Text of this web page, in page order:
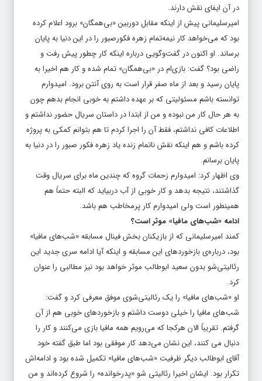
در آن ایفای نقش دارند.
امیرسلیمانی پیش از اینکه مقابل دوربین «بی‌همگان» برود اعلام کرده
بود که می‌خواهد کار نیمه‌تمام زهره فکورصبور را در این دنیا به پایان
برساند. او اکنون در گفت‌وگویی درباره اینکه کار چطور پیش رفت و
راضی بود؟ گفت: بازی‌ام در «بی‌همگان» تمام شده و کار هم اخیرا به
پایان رسید و بعد از ماه صفر قرار است به روی آنتن برود. امیدوارم
توانسته باشم مسئولیتی که بر عهده داشتم به خوبی انجام بدهم چون
به هر حال کار من نبوده و من از ابتدا در داستان سریال حضور نداشتم و
اطلاعات کافی نداشتم، فقط آن را اجرا کردم تا هم بتوانم کمکی به پروژه
کرده باشم و هم اینکه نقش ناتمام زنده یاد زهره فکور صبور را در دنیا به
پایان برسانم.
وی اظهار کرد: امیدوارم زحمات گروه که چندین ماه برای سریال وقت
گذاشتند، نتیجه بدهد و کار خوبی از آب دربیاید که البته حتماً هم
همینطور است ولی امیدوارم کار پرمخاطب هم باشد.
ادامه «شب‌های مافیا» موثر است؟
کمند امیرسلیمانی که از بازیکنان بخش فینال مسابقه «شب‌های مافیا»
بود، درباره‌ی بازخوردهای این مسابقه و اینکه آیا ادامه سری جدید این
رئالیتی‌شو بدون سعید ابوطالب موثر خواهد بود نیز مطالبی را عنوان
کرد.
او «شب‌های مافیا» را یک رئالیتی‌شوی موفق معرفی کرد و گفت:
شب‌های مافیا را خیلی دوست داشتم و بازخوردهای خوبی هم از آن
گرفتم. تقریباً الان هرکجا که می‌رویم همه مافیا بازی می‌کنند و کار را
دنبال می کنند، این نشان می‌دهد کار موفقی بود اما طبق گفته خود
آقای ابوطالب دیگر ظرفیت «شب‌های مافیا» تکمیل شده بود و ادامه‌اش
تکرار بود. ایشان اخیرا رئالیتی شو «پدرخوانده» را شروع کرده‌اند و من